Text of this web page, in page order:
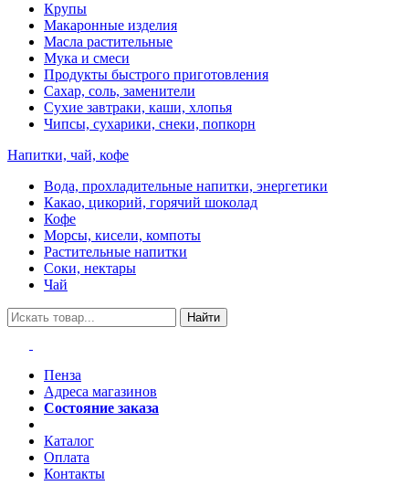
Крупы
Макаронные изделия
Масла растительные
Мука и смеси
Продукты быстрого приготовления
Сахар, соль, заменители
Сухие завтраки, каши, хлопья
Чипсы, сухарики, снеки, попкорн
Напитки, чай, кофе
Вода, прохладительные напитки, энергетики
Какао, цикорий, горячий шоколад
Кофе
Морсы, кисели, компоты
Растительные напитки
Соки, нектары
Чай
Найти
Пенза
Адреса магазинов
Состояние заказа
Каталог
Оплата
Контакты